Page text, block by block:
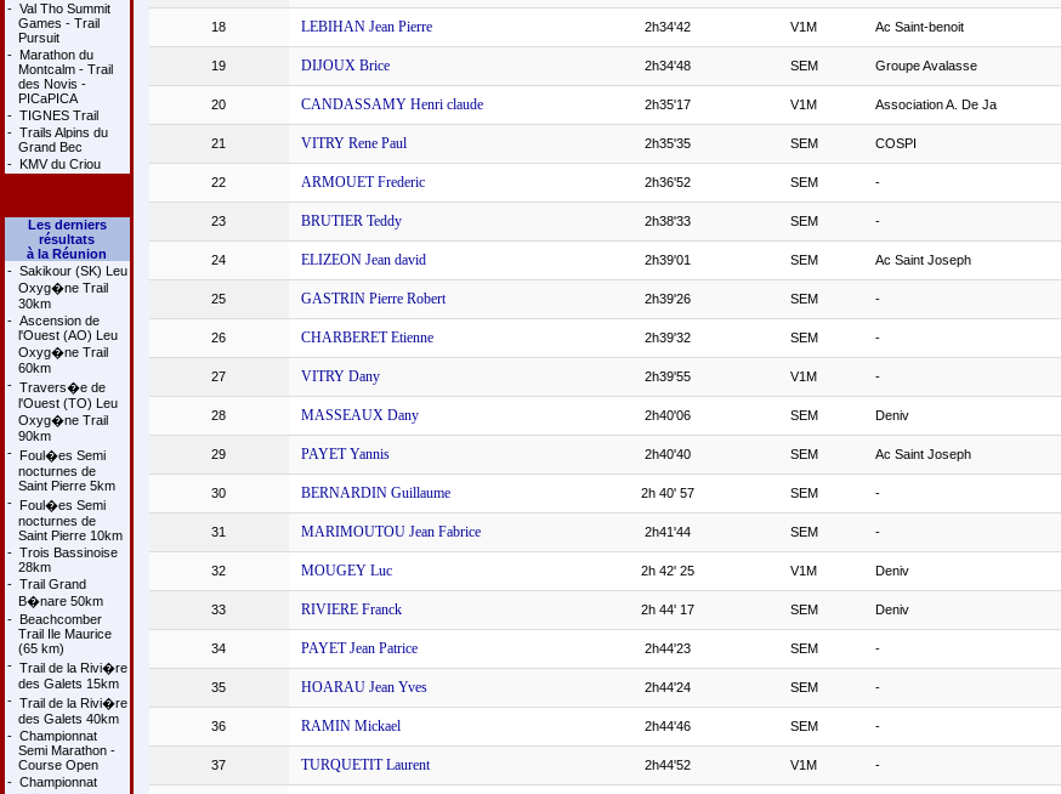
- Val Tho Summit
Games - Trail
Pursuit
- Marathon du
Montcalm - Trail
des Novis -
PICaPICA
- TIGNES Trail
- Trails Alpins du
Grand Bec
- KMV du Criou
Les derniers
résultats
à la Réunion
- Sakikour (SK) Leu
Oxyg�ne Trail
30km
- Ascension de
l'Ouest (AO) Leu
Oxyg�ne Trail
60km
- Travers�e de
l'Ouest (TO) Leu
Oxyg�ne Trail
90km
- Foul�es Semi
nocturnes de
Saint Pierre 5km
- Foul�es Semi
nocturnes de
Saint Pierre 10km
- Trois Bassinoise
28km
- Trail Grand
B�nare 50km
- Beachcomber
Trail Ile Maurice
(65 km)
- Trail de la Rivi�re
des Galets 15km
- Trail de la Rivi�re
des Galets 40km
- Championnat
Semi Marathon -
Course Open
- Championnat
18 LEBIHAN Jean Pierre 2h34'42 V1M Ac Saint-benoit
19 DIJOUX Brice 2h34'48 SEM Groupe Avalasse
20 CANDASSAMY Henri claude 2h35'17 V1M Association A. De Ja
21 VITRY Rene Paul 2h35'35 SEM COSPI
22 ARMOUET Frederic 2h36'52 SEM -
23 BRUTIER Teddy 2h38'33 SEM -
24 ELIZEON Jean david 2h39'01 SEM Ac Saint Joseph
25 GASTRIN Pierre Robert 2h39'26 SEM -
26 CHARBERET Etienne 2h39'32 SEM -
27 VITRY Dany 2h39'55 V1M -
28 MASSEAUX Dany 2h40'06 SEM Deniv
29 PAYET Yannis 2h40'40 SEM Ac Saint Joseph
30 BERNARDIN Guillaume 2h 40' 57 SEM -
31 MARIMOUTOU Jean Fabrice 2h41'44 SEM -
32 MOUGEY Luc 2h 42' 25 V1M Deniv
33 RIVIERE Franck 2h 44' 17 SEM Deniv
34 PAYET Jean Patrice 2h44'23 SEM -
35 HOARAU Jean Yves 2h44'24 SEM -
36 RAMIN Mickael 2h44'46 SEM -
37 TURQUETIT Laurent 2h44'52 V1M -